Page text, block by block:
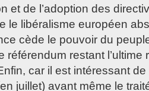
et de l’adoption des
le libéralisme européen
cède le pouvoir du
référendum restant l’ultime
car il est intéressant
juillet) avant même le